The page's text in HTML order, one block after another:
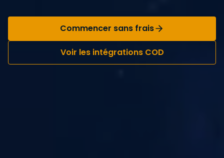
Commencer sans frais
Voir les intégrations COD